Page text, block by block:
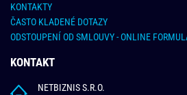
KONTAKTY
ČASTO KLADENÉ DOTAZY
ODSTOUPENÍ OD SMLOUVY - ONLINE
KONTAKT
NETBIZNIS S.R.O.